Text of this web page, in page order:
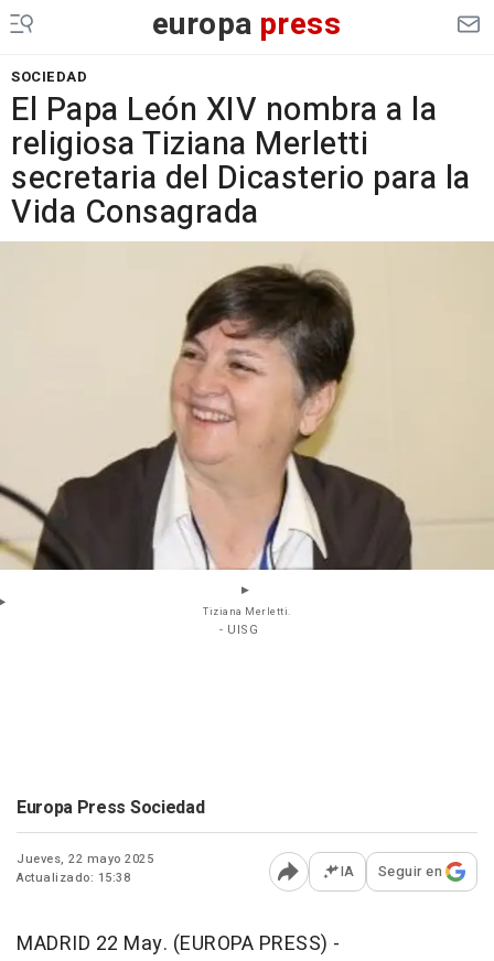
europa press
SOCIEDAD
El Papa León XIV nombra a la
religiosa Tiziana Merletti
secretaria del Dicasterio para la
Vida Consagrada
Tiziana Merletti.
- UISG
Europa Press Sociedad
Jueves, 22 mayo 2025
Actualizado: 15:38
Abrir opciones para
IA Seguir en
MADRID 22 May. (EUROPA PRESS) -